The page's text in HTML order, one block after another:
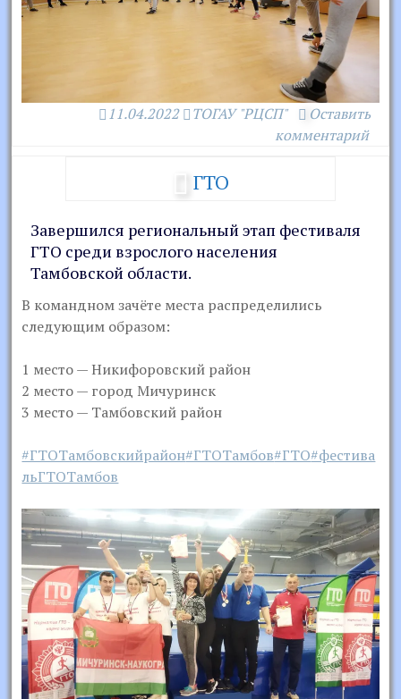
11.04.2022 ТОГАУ "РЦСП"
Оставить
комментарий
ГТО
Завершился региональный этап фестиваля
ГТО среди взрослого населения
Тамбовской области.
В командном зачёте места распределились
следующим образом:
1 место — Никифоровский район
2 место — город Мичуринск
3 место — Тамбовский район
#ГТОТамбовскийрайон#ГТОТамбов#ГТО#фестива
льГТОТамбов